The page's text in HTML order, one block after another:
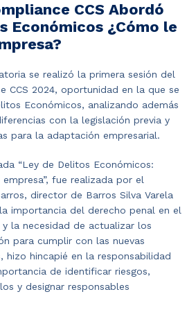
CCS Abordó
Económicos ¿Cómo le
se realizó la primera sesión del
CCS 2024, oportunidad en la que se
Económicos, analizando además
con la legislación previa y
para la adaptación empresarial.
“Ley de Delitos Económicos:
fue realizada por el
director de Barros Silva Varela
importancia del derecho penal en el
la necesidad de actualizar los
para cumplir con las nuevas
hizo hincapié en la responsabilidad
de identificar riesgos,
y designar responsables